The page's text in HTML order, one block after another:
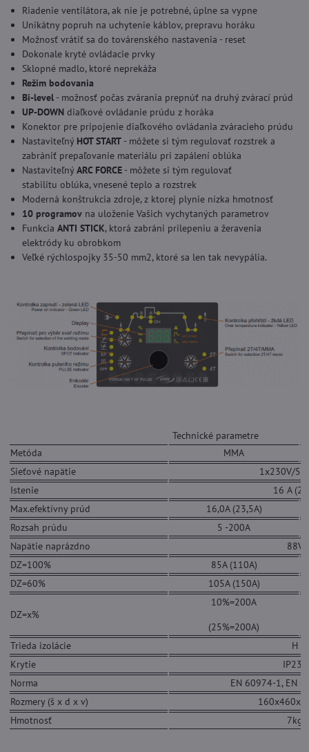
Riadenie ventilátora, ak nie je potrebné, úplne sa vypne
Unikátny popruh na uchytenie káblov, prepravu horáku
Možnosť vrátiť sa do továrenského nastavenia - reset
Dokonale kryté ovládacie prvky
Sklopné madlo, ktoré neprekáža
Režim bodovania
Bi-level - možnosť počas zvárania prepnúť na druhý zvárací prúd
UP-DOWN diaľkové ovládanie prúdu z horáka
Konektor pre pripojenie diaľkového ovládania zváracieho prúdu
Nastaviteľný HOT START - môžete si tým regulovať rozstrek a
zabrániť prepaľovanie materiálu pri zapálení oblúka
Nastaviteľný ARC FORCE - môžete si tým regulovať
stabilitu oblúka, vnesené teplo a rozstrek
Moderná konštrukcia zdroje, z ktorej plynie nízka hmotnosť
10 programov na uloženie Vašich vychytaných parametrov
Funkcia ANTI STICK, ktorá zabráni prilepeniu a žeravenia
elektródy ku obrobkom
Veľké rýchlospojky 35-50 mm2, ktoré sa len tak nevypália.
Technické parametre
Metóda
MMA
Sieťové napätie
1x230V/
Istenie
16 A
Max.efektívny prúd
16,0A (23,5A)
Rozsah prúdu
5 -200A
Napätie naprázdno
88V
DZ=100%
85A (110A)
DZ=60%
105A (150A)
DZ=x%
10%=200A
(25%=200A)
Trieda izolácie
H
Krytie
IP23S
Norma
EN 60974-1, EN
Rozmery (š x d x v)
Hmotnosť
7kg